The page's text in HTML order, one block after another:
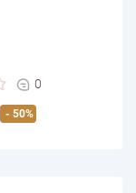
- 50%
0